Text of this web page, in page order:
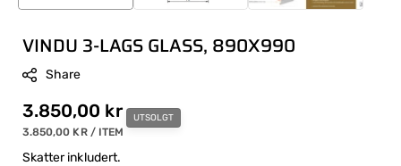
VINDU 3-LAGS GLASS, 890X990
Share
Ordinær
pris
3.850,00 kr
ENHETSPRIS
3.850,00 KR / PER
ITEM
UTSOLGT
Skatter inkludert.